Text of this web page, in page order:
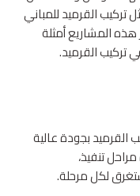
تركيب القرميد للمباني
هذه المشاريع أمثلة
تركيب القرميد.
القرميد بجودة عالية
تنفيذ،
لكل مرحلة.